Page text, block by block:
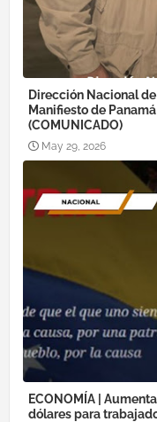
Dirección Nacional
Manifiesto de
(COMUNICADO)
May 29, 2026
ECONOMÍA |
dólares para